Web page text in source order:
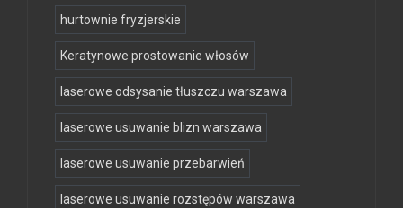
hurtownie fryzjerskie
Keratynowe prostowanie włosów
laserowe odsysanie tłuszczu warszawa
laserowe usuwanie blizn warszawa
laserowe usuwanie przebarwień
laserowe usuwanie rozstępów warszawa